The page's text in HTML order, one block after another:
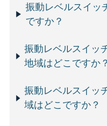
振動レベルスイッ
ですか？
振動レベルスイッ
地域はどこですか？
振動レベルスイッ
域はどこですか？